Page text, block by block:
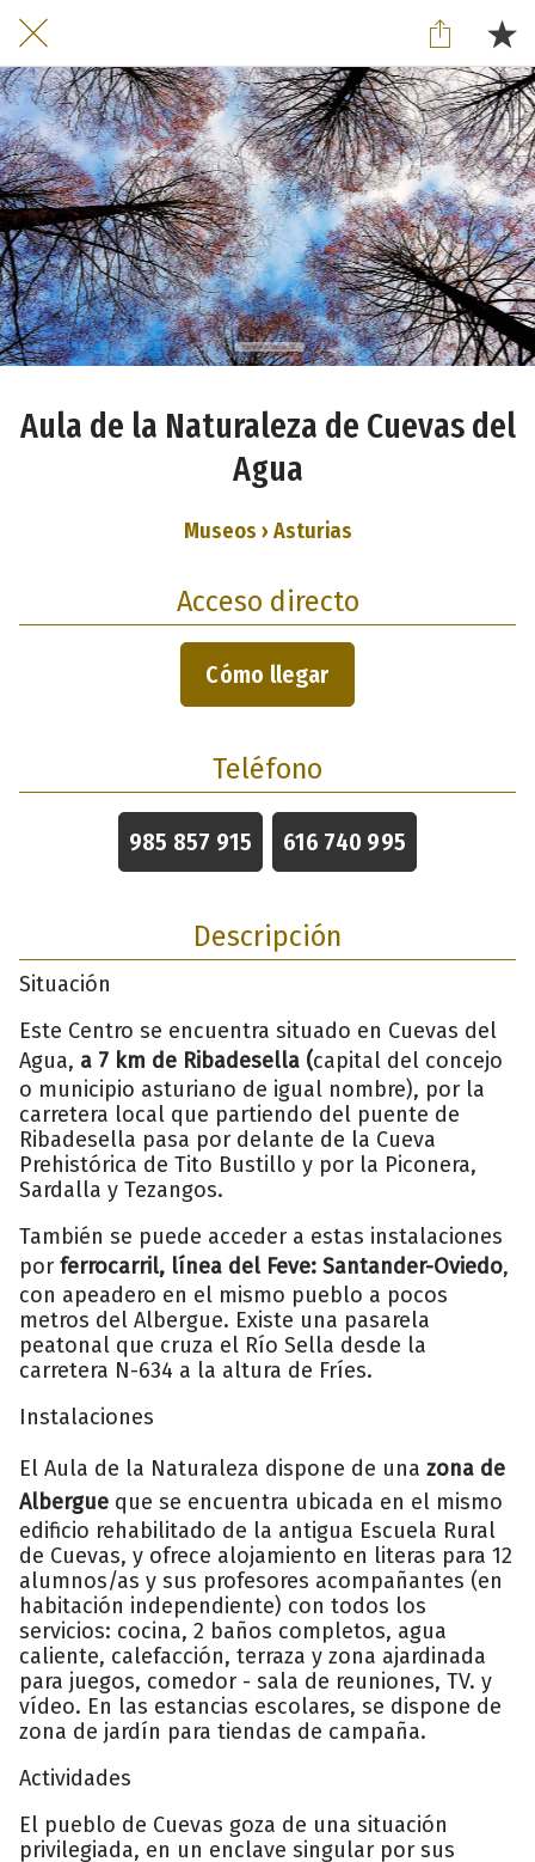
Aula de la Naturaleza de Cuevas del
Agua
Museos › Asturias
Acceso directo
Cómo llegar
Teléfono
985 857 915 616 740 995
Descripción
Situación
Este Centro se encuentra situado en Cuevas del
Agua, a 7 km de Ribadesella (capital del concejo
o municipio asturiano de igual nombre), por la
carretera local que partiendo del puente de
Ribadesella pasa por delante de la Cueva
Prehistórica de Tito Bustillo y por la Piconera,
Sardalla y Tezangos.
También se puede acceder a estas instalaciones
por ferrocarril, línea del Feve: Santander-Oviedo,
con apeadero en el mismo pueblo a pocos
metros del Albergue. Existe una pasarela
peatonal que cruza el Río Sella desde la
carretera N-634 a la altura de Fríes.
Instalaciones
El Aula de la Naturaleza dispone de una zona de
Albergue que se encuentra ubicada en el mismo
edificio rehabilitado de la antigua Escuela Rural
de Cuevas, y ofrece alojamiento en literas para 12
alumnos/as y sus profesores acompañantes (en
habitación independiente) con todos los
servicios: cocina, 2 baños completos, agua
caliente, calefacción, terraza y zona ajardinada
para juegos, comedor - sala de reuniones, TV. y
vídeo. En las estancias escolares, se dispone de
zona de jardín para tiendas de campaña.
Actividades
El pueblo de Cuevas goza de una situación
privilegiada, en un enclave singular por sus